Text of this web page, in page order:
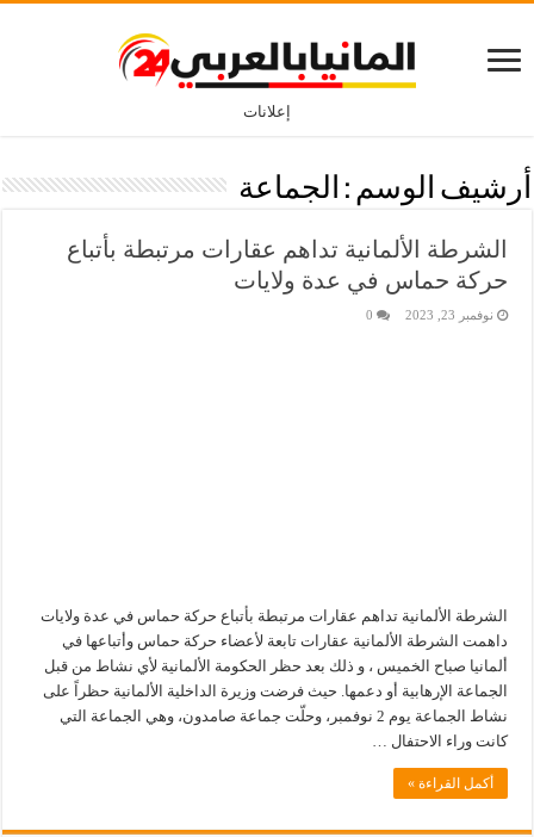
إعلانات
أرشيف الوسم : الجماعة
الشرطة الألمانية تداهم عقارات مرتبطة بأتباع
حركة حماس في عدة ولايات
نوفمبر 23, 2023 0
الشرطة الألمانية تداهم عقارات مرتبطة بأتباع حركة حماس في عدة ولايات
داهمت الشرطة الألمانية عقارات تابعة لأعضاء حركة حماس وأتباعها في
ألمانيا صباح الخميس ، و ذلك بعد حظر الحكومة الألمانية لأي نشاط من قبل
الجماعة الإرهابية أو دعمها. حيث فرضت وزيرة الداخلية الألمانية حظراً على
نشاط الجماعة يوم 2 نوفمبر، وحلّت جماعة صامدون، وهي الجماعة التي
كانت وراء الاحتفال …
أكمل القراءة »